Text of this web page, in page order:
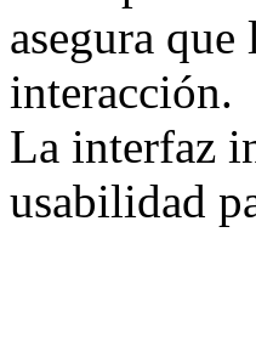
asegura
interacción.
La interfaz
usabilidad